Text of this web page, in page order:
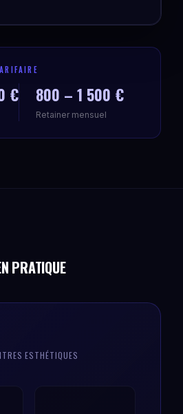
€ 800 – 1 500 €
Retainer mensuel
PRATIQUE
ESTHÉTIQUES